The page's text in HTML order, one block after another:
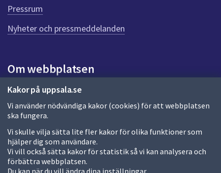
Kakor på uppsala.se
Vi använder nödvändiga kakor (cookies) för att webbplatsen
ska fungera.
Vi skulle vilja sätta lite fler kakor för olika funktioner som
hjälper dig som användare.
Vi vill också sätta kakor för statistik så vi kan analysera och
förbättra webbplatsen.
Du kan när du vill ändra dina inställningar.
e
n
n
a
d
a
Pressrum
Nyheter och pressmeddelanden
Om webbplatsen
Om webbplatsen
Allmänna handlingar och diarium
Behandling av personuppgifter
Kakor
Språk (other languages)